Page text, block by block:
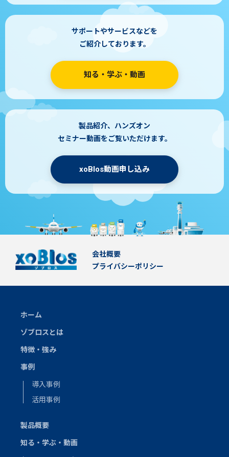
サポートやサービスなどを
ご紹介しております。
知る・学ぶ・動画
製品紹介、ハンズオン
セミナー動画をご覧いただけます。
xoBlos動画申し込み
会社概要
プライバシーポリシー
ホーム
ゾブロスとは
特徴・強み
事例
導入事例
活用事例
製品概要
知る・学ぶ・動画